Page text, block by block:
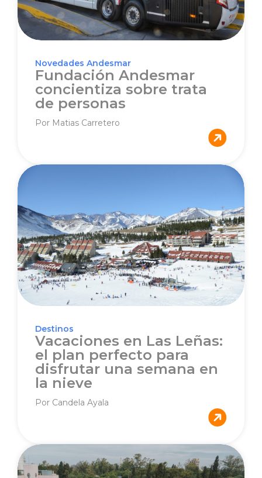
Novedades Andesmar
Fundación Andesmar
concientiza sobre trata
de personas
Por Matias Carretero
Destinos
Vacaciones en Las Leñas:
el plan perfecto para
disfrutar una semana en
la nieve
Por Candela Ayala